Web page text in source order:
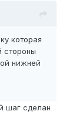
которая
стороны
нижней
шаг сделан